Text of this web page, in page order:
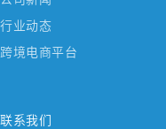
行业动态
跨境电商平台
联系我们